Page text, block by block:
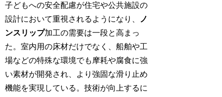
子どもへの安全配慮が住宅や公共施設の
設計において重視されるようになり、
ノ
ンスリップ加工の需要は一段と高まっ
た。室内用の床材だけでなく、船舶や工
場などの特殊な環境でも摩耗や腐食に強
い素材が開発され、より強固な滑り止め
機能を実現している。技術が向上するに